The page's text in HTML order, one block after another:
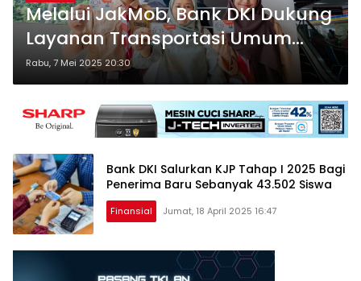
Melalui JakMob, Bank DKI Dukung
Layanan Transportasi Umum
Gratis Bagi 15 Golongan Warga di
Jakarta
Rabu, 7 Mei 2025 20:30
Bank DKI Salurkan KJP Tahap I 2025 Bagi
Penerima Baru Sebanyak 43.502 Siswa
Finansial Jumat, 18 April 2025 16:47